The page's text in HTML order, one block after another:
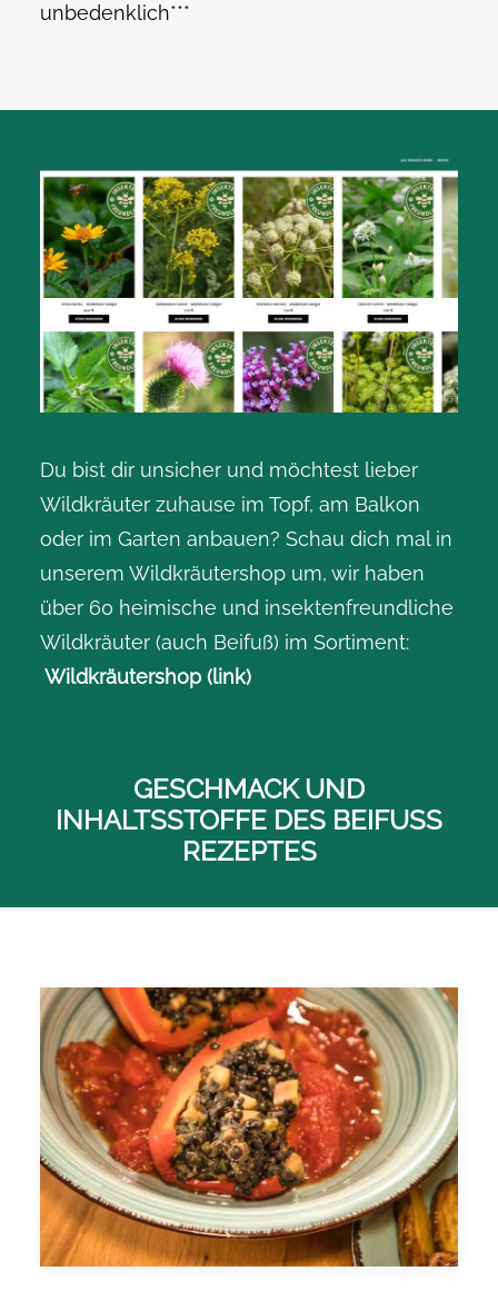
unbedenklich***
Du bist dir unsicher und möchtest lieber
Wildkräuter zuhause im Topf, am Balkon
oder im Garten anbauen? Schau dich mal in
unserem Wildkräutershop um, wir haben
über 60 heimische und insektenfreundliche
Wildkräuter (auch Beifuß) im Sortiment:
Wildkräutershop (link)
GESCHMACK UND
INHALTSSTOFFE DES BEIFUSS R
EZEPTES